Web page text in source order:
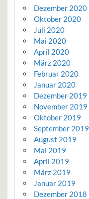
Dezember 2020
Oktober 2020
Juli 2020
Mai 2020
April 2020
März 2020
Februar 2020
Januar 2020
Dezember 2019
November 2019
Oktober 2019
September 2019
August 2019
Mai 2019
April 2019
März 2019
Januar 2019
Dezember 2018